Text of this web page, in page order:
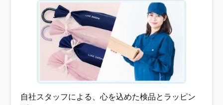
自社スタッフによる、心を込めた検品とラッピン